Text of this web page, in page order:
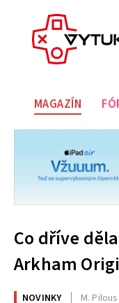
MAGAZÍN
Co dříve
Arkham
NOVINKY M. Pilous